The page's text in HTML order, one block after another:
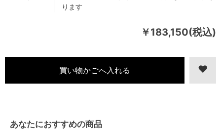
￥183,150(税込)
ります
あなたにおすすめの商品